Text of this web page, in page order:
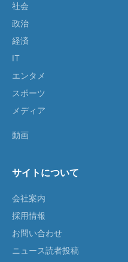
社会
政治
経済
IT
エンタメ
スポーツ
メディア
動画
サイトについて
会社案内
採用情報
お問い合わせ
ニュース読者投稿